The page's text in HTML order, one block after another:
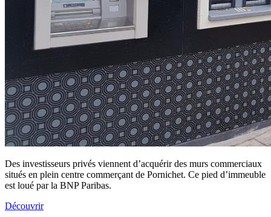
Des investisseurs privés viennent d’acquérir des murs commerciaux
situés en plein centre commerçant de Pornichet. Ce pied d’immeuble
est loué par la BNP Paribas.
Découvrir